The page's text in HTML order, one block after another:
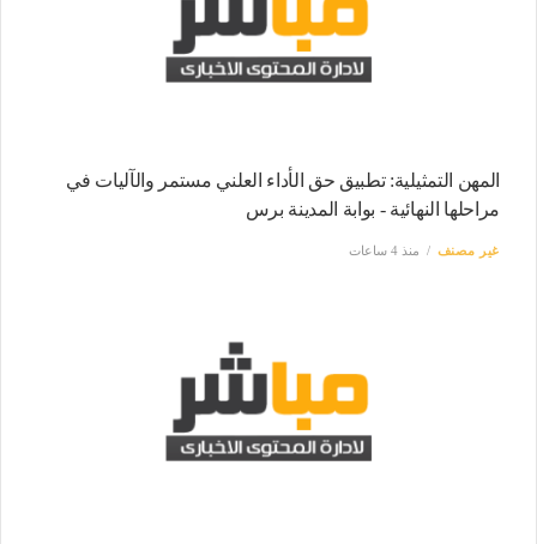
المهن التمثيلية: تطبيق حق الأداء العلني مستمر والآليات في
مراحلها النهائية - بوابة المدينة برس
غير مصنف منذ 4 ساعات